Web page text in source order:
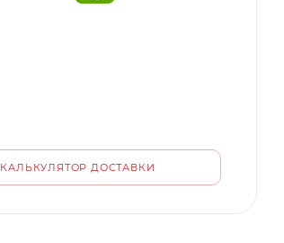
КАЛЬКУЛЯТОР ДОСТАВКИ